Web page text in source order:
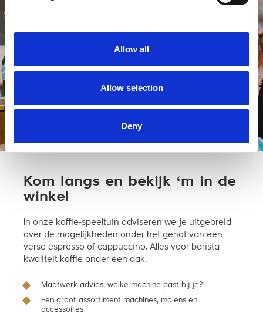
Allow all
Allow selection
Deny
Kom langs en bekijk ‘m in de
winkel
In onze koffie-speeltuin adviseren we je uitgebreid
over de mogelijkheden onder het genot van een
verse espresso of cappuccino. Alles voor barista-
kwaliteit koffie onder een dak.
Maatwerk advies; welke machine past bij je?
Een groot assortiment machines, molens en
accessoires